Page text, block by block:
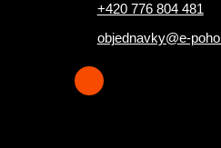
+420 776 804 481
objednavky@e-